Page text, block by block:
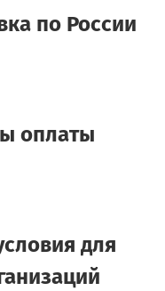
по России
оплаты
для